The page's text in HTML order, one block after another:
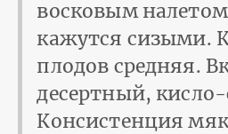
восковым
кажутся сизыми.
плодов средняя.
десертный,
Консистенция